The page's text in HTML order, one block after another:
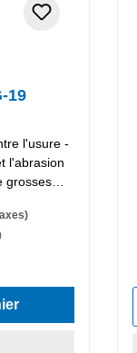
19
l'usure -
l'abrasion
grosses